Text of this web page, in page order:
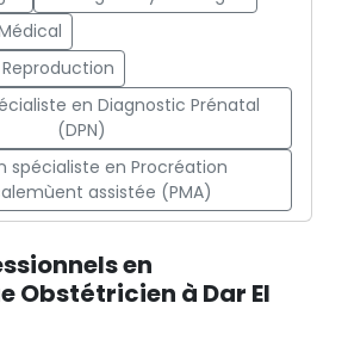
en Diagnostic Prénatal
(DPN)
spécialiste en Procréation
assistée (PMA)
en
Obstétricien à Dar El